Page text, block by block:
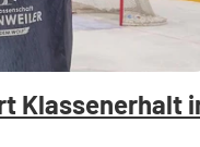
Klassenerhalt